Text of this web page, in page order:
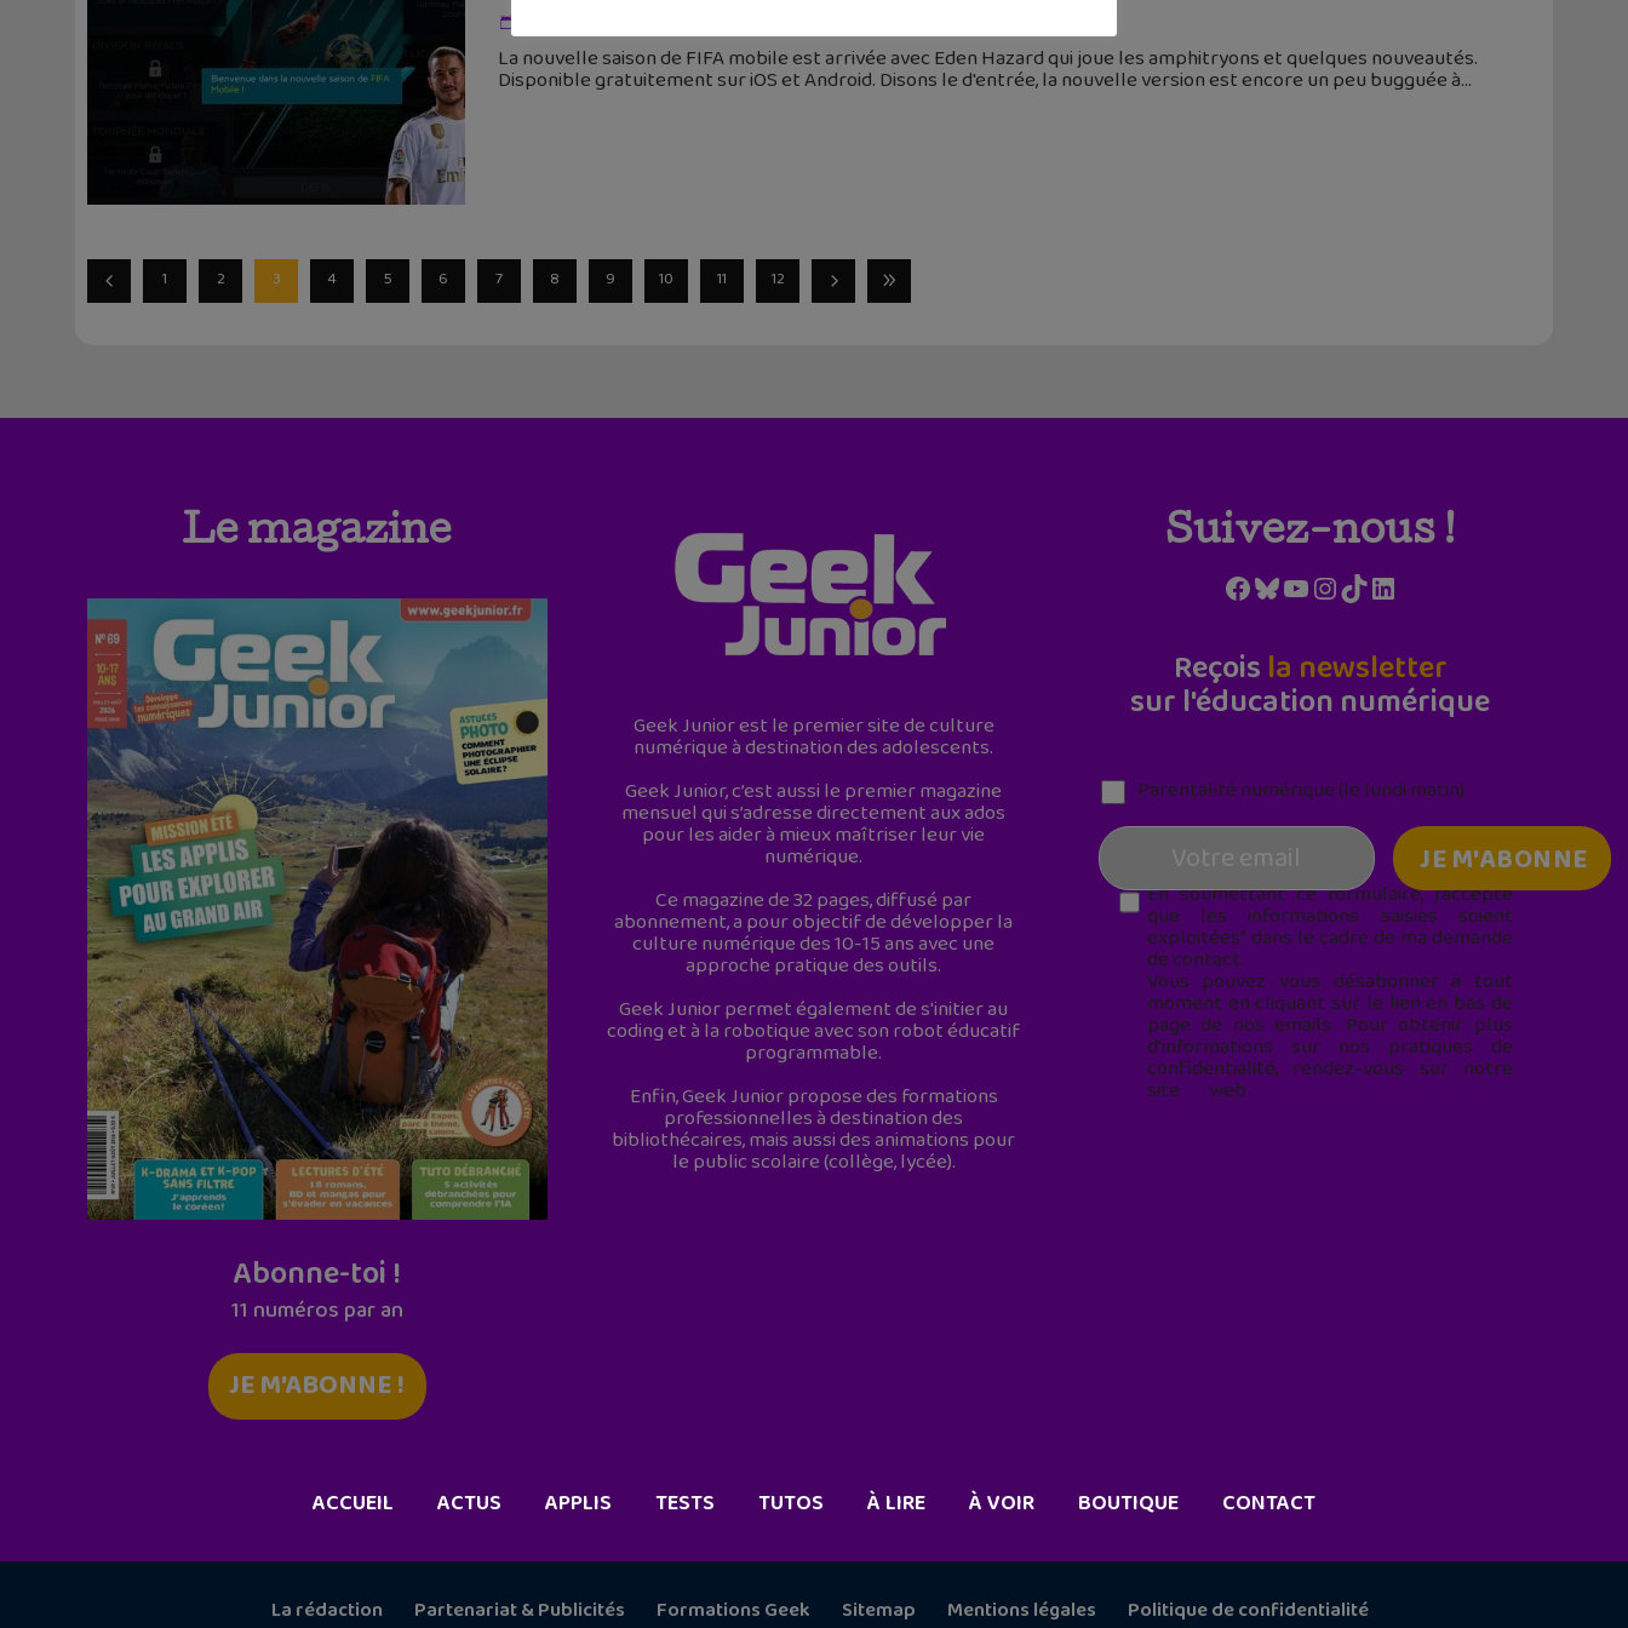
La nouvelle saison de FIFA mobile est arrivée avec Eden Hazard qui joue les amphitryons et quelques nouveautés.
Disponible gratuitement sur iOS et Android. Disons le d'entrée, la nouvelle version est encore un peu bugguée à
1 2 3 4 5 6 7 8 9 10 11 12
Le magazine
Abonne-toi !
11 numéros par an
JE M'ABONNE !
Geek Junior est le premier site de culture
numérique à destination des adolescents.
Geek Junior, c’est aussi le premier magazine
mensuel qui s’adresse directement aux ados
pour les aider à mieux maîtriser leur vie
numérique.
Ce magazine de 32 pages, diffusé par
abonnement, a pour objectif de développer la
culture numérique des 10-15 ans avec une
approche pratique des outils.
Geek Junior permet également de s'initier au
coding et à la robotique avec son robot éducatif
programmable.
Enfin, Geek Junior propose des formations
professionnelles à destination des
bibliothécaires, mais aussi des animations pour
le public scolaire (collège, lycée).
Suivez-nous !
Facebook
Bluesky
YouTube
Instagram
TikTokLinkedIn
Reçois la newsletter
sur l'éducation numérique
Parentalité numérique (le lundi matin)
En soumettant ce formulaire, j’accepte
que les informations saisies soient
exploitées* dans le cadre de ma demande
de contact.
Vous pouvez vous désabonner à tout
moment en cliquant sur le lien en bas de
page de nos emails. Pour obtenir plus
d'informations sur nos pratiques de
confidentialité, rendez-vous sur notre
site web
ACCUEIL ACTUS APPLIS TESTS TUTOS À LIRE À VOIR BOUTIQUE CONTACT
La rédaction Partenariat & Publicités Formations Geek Sitemap Mentions légales Politique de confidentialité